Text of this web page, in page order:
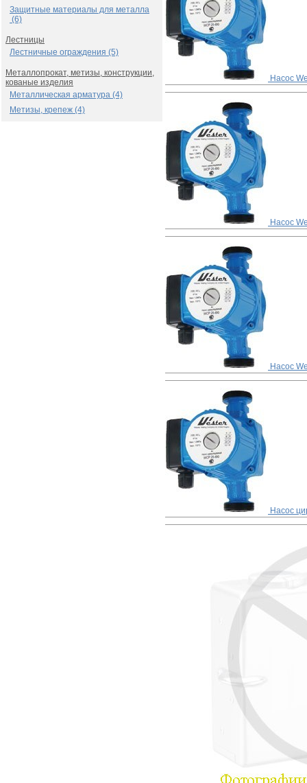
Защитные материалы для металла
(6)
Лестницы
Лестничные ограждения (5)
Металлопрокат, метизы, конструкции,
кованые изделия
Металлическая арматура (4)
Метизы, крепеж (4)
Насос
Насос
Насос
Насос